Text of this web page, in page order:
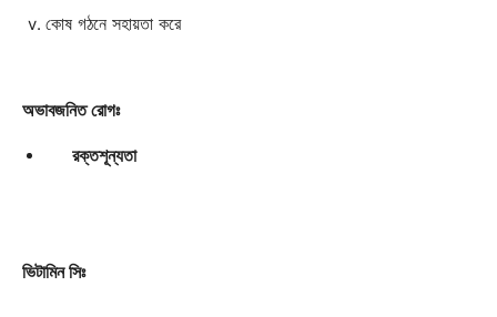
কোষ গঠনে সহায়তা করে
অভাবজনিত রোগঃ
রক্তশূন্যতা
ভিটামিন সিঃ